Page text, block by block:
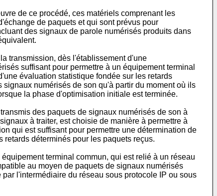
de ce procédé, ces matériels comprenant les
de paquets et qui sont prévus pour
des signaux de parole numérisés produits dans
transmission, dès l'établissement d'une
suffisant pour permettre à un équipement terminal
évaluation statistique fondée sur les retards
numérisés de son qu'à partir du moment où ils
la phase d'optimisation initiale est terminée.
des paquets de signaux numérisés de son à
à traiter, est choisie de manière à permettre à
qui est suffisant pour permettre une détermination de
déterminés pour les paquets reçus.
terminal commun, qui est relié à un réseau
au moyen de paquets de signaux numérisés
l'intermédiaire du réseau sous protocole IP ou sous